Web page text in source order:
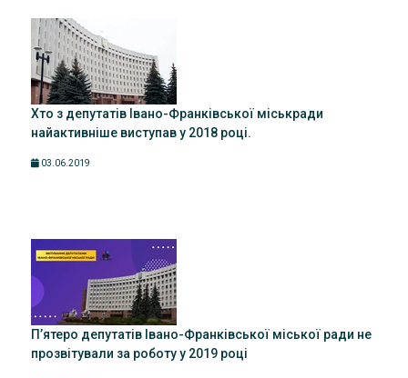
Хто з депутатів Івано-Франківської міськради
найактивніше виступав у 2018 році.
03.06.2019
П’ятеро депутатів Івано-Франківської міської ради не
прозвітували за роботу у 2019 році